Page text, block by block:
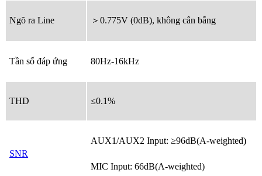
Ngõ ra Line ＞0.775V (0dB), không cân bằng
Tần số đáp ứng 80Hz-16kHz
THD ≤0.1%
SNR
AUX1/AUX2 Input: ≥96dB(A-weighted)
MIC Input: 66dB(A-weighted)